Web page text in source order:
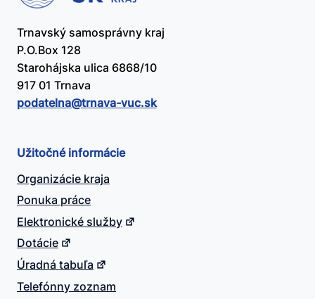
Trnavský samosprávny kraj
P.O.Box 128
Starohájska ulica 6868/10
917 01 Trnava
podatelna@​trnava-vuc.sk
Užitočné informácie
Organizácie kraja
Ponuka práce
Elektronické služby
Dotácie
Úradná tabuľa
Telefónny zoznam